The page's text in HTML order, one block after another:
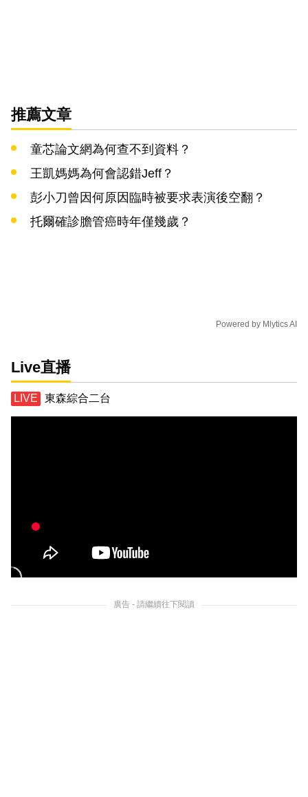
推薦文章
童芯論文網為何查不到資料？
王凱媽媽為何會認錯Jeff？
彭小刀曾因何原因臨時被要求表演後空翻？
托爾確診膽管癌時年僅幾歲？
Powered by Mlytics AI
Live直播
東森綜合二台
廣告 - 請繼續往下閱讀